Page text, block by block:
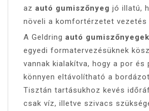
az autó gumiszőnyeg jó illatú,
növeli a komfortérzetet vezetés
A Geldring autó gumiszőnyegek
egyedi formatervezésüknek
vannak kialakítva, hogy a por és
könnyen eltávolítható a
Tisztán tartásukhoz kevés
csak víz, illetve szivacs